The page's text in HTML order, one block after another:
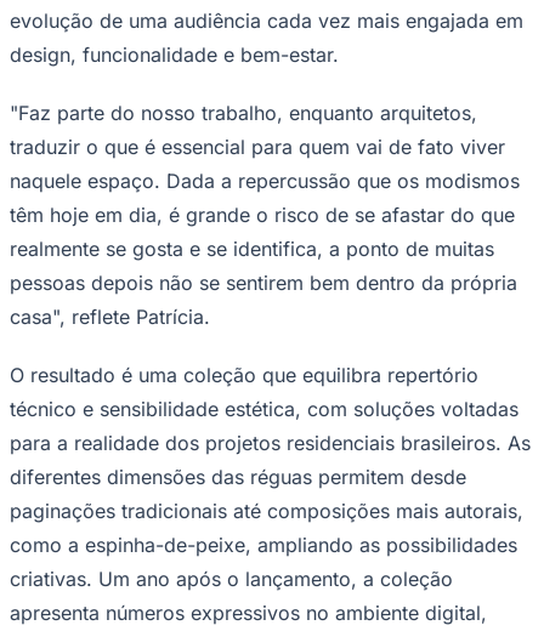
evolução de uma audiência cada vez mais engajada em
design, funcionalidade e bem-estar.
"Faz parte do nosso trabalho, enquanto arquitetos,
traduzir o que é essencial para quem vai de fato viver
naquele espaço. Dada a repercussão que os modismos
têm hoje em dia, é grande o risco de se afastar do que
realmente se gosta e se identifica, a ponto de muitas
pessoas depois não se sentirem bem dentro da própria
casa", reflete Patrícia.
O resultado é uma coleção que equilibra repertório
técnico e sensibilidade estética, com soluções voltadas
para a realidade dos projetos residenciais brasileiros. As
diferentes dimensões das réguas permitem desde
paginações tradicionais até composições mais autorais,
como a espinha-de-peixe, ampliando as possibilidades
criativas. Um ano após o lançamento, a coleção
apresenta números expressivos no ambiente digital,